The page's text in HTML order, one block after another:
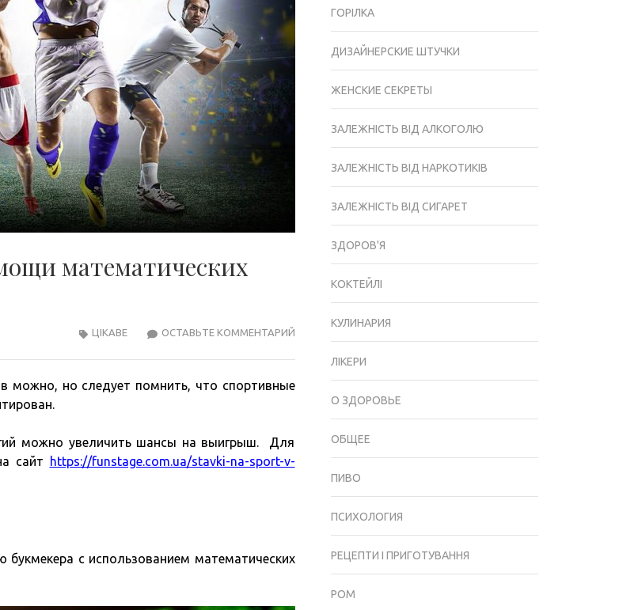
математических
ОСТАВЬТЕ КОММЕНТАРИЙ
ПРИ
ПОМОЩИ
РАСЧЕТОВ
ЦІКАВЕ
можно, но следует помнить, что спортивные
можно увеличить шансы на выигрыш. Для
сайт
https://funstage.com.ua/stavki-na-sport-v-
с использованием математических
ГОРІЛКА
ДИЗАЙНЕРСКИЕ ШТУЧКИ
ЖЕНСКИЕ СЕКРЕТЫ
ЗАЛЕЖНІСТЬ ВІД АЛКОГОЛЮ
ЗАЛЕЖНІСТЬ ВІД НАРКОТИКІВ
ЗАЛЕЖНІСТЬ ВІД СИГАРЕТ
ЗДОРОВ'Я
КОКТЕЙЛІ
КУЛИНАРИЯ
ЛІКЕРИ
О ЗДОРОВЬЕ
ОБЩЕЕ
ПИВО
ПСИХОЛОГИЯ
РЕЦЕПТИ І ПРИГОТУВАННЯ
РОМ